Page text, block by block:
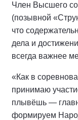
Член Высшего
(позывной
что
дела и
всегда важнее
«Как в
принимаю
плывёшь —
формируем